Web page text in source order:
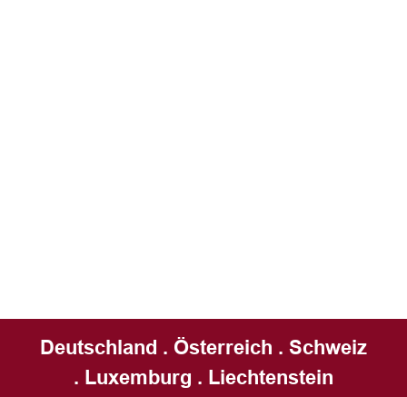
Deutschland . Österreich . Schweiz
. Luxemburg . Liechtenstein